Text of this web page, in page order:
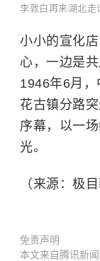
李敦白再来湖北走
小小的宣化
心，一边是
1946年6月
花古镇分路
序幕，以一
光。
（来源：极目
免责声明
本文来自腾讯新